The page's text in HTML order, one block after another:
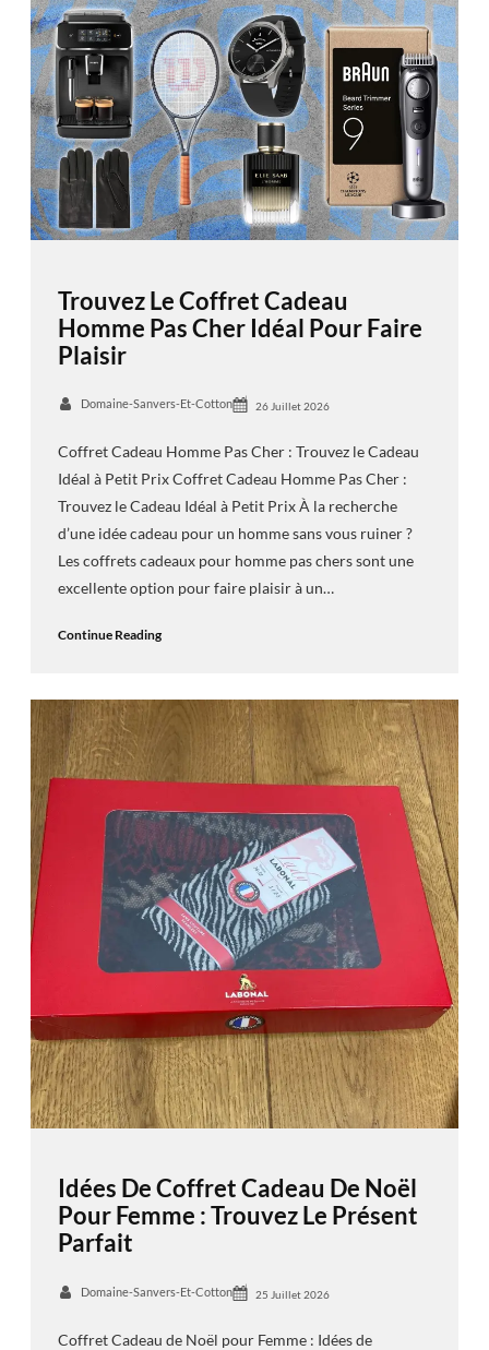
Trouvez Le Coffret Cadeau
Homme Pas Cher Idéal Pour Faire
Plaisir
Domaine-Sanvers-Et-Cotton 26 Juillet 2026
Coffret Cadeau Homme Pas Cher : Trouvez le Cadeau
Idéal à Petit Prix Coffret Cadeau Homme Pas Cher :
Trouvez le Cadeau Idéal à Petit Prix À la recherche
d’une idée cadeau pour un homme sans vous ruiner ?
Les coffrets cadeaux pour homme pas chers sont une
excellente option pour faire plaisir à un…
Continue Reading
Idées De Coffret Cadeau De Noël
Pour Femme : Trouvez Le Présent
Parfait
Domaine-Sanvers-Et-Cotton 25 Juillet 2026
Coffret Cadeau de Noël pour Femme : Idées de